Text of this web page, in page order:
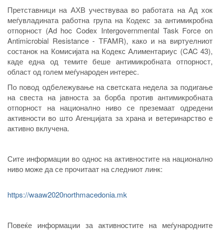
Претставници на АХВ учествуваа во работата на Ад хок
меѓувладината работна група на Кодекс за антимикробна
отпорност (Ad hoc Codex Intergovernmental Task Force on
Antimicrobial Resistance - TFAMR), како и на виртуелниот
состанок на Комисијата на Кодекс Алиментариус (CAC 43),
каде една од темите беше антимикробната отпорност,
област од голем меѓународен интерес.
По повод одбележување на светската недела за подигање
на свеста на јавноста за борба против антимикробната
отпорност на национално ниво се преземаат одредени
активности во што Агенцијата за храна и ветеринарство е
активно вклучена.
Сите информации во однос на активностите на национално
ниво може да се прочитаат на следниот линк:
https://waaw2020northmacedonia.mk
Повеќе информации за активностите на меѓународните